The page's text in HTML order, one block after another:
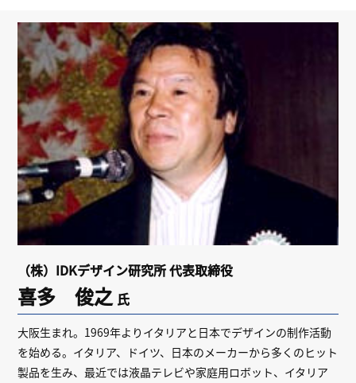
リンク
会員専用ページ
English
（株）IDKデザイン研究所 代表取締役
喜多 俊之 氏
大阪生まれ。1969年よりイタリアと日本でデザインの制作活動
を始める。イタリア、ドイツ、日本のメーカーから多くのヒット
製品を生み、最近では液晶テレビや家庭用ロボット、イタリア